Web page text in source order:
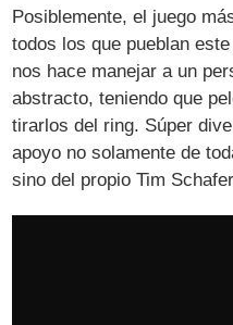
Posiblemente, el juego
todos los que pueblan
nos hace manejar a un
abstracto, teniendo que
tirarlos del ring. Súper
apoyo no solamente de
sino del propio Tim